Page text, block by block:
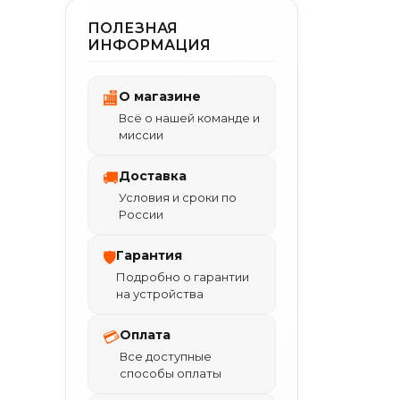
ПОЛЕЗНАЯ
ИНФОРМАЦИЯ
🏬О магазине
Всё о нашей команде и
миссии
🚚Доставка
Условия и сроки по
России
🛡Гарантия
Подробно о гарантии
на устройства
💳Оплата
Все доступные
способы оплаты